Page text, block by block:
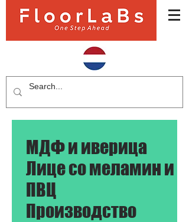
МДФ и иверица
Лице со меламин и
ПВЦ
Производство